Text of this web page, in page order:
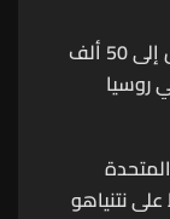
زيلينسكي: نشر ما يصل إلى 50 ألف
روسيا
نتنياهو